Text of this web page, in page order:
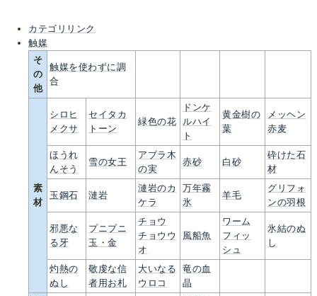
カテゴリリンク
触媒
そ
の
他
触媒を使わずに調
合
素
材
シロヒ
メクサ
セイタカ
トーン
緑色の花
ドンケ
ルハイ
ト
黄金樹の
葉
メッヘン
赤麦
ほうれ
んそう
雪の女王
アブラ木
の実
赤砂 白砂
砕けた石
材
玉鋼石 漣岩
漣岩のカ
ケラ
万年霧
氷
羊毛
グリフォ
ンの羽根
邪悪な
る牙
プニプニ
玉・金
チョウ
チョウウ
オ
風船魚
ワーム
フィッ
シュ
氷結のぬ
し
灼熱の
ぬし
敬虔な信
者用お札
大いなる
ウロコ
竜の血
晶